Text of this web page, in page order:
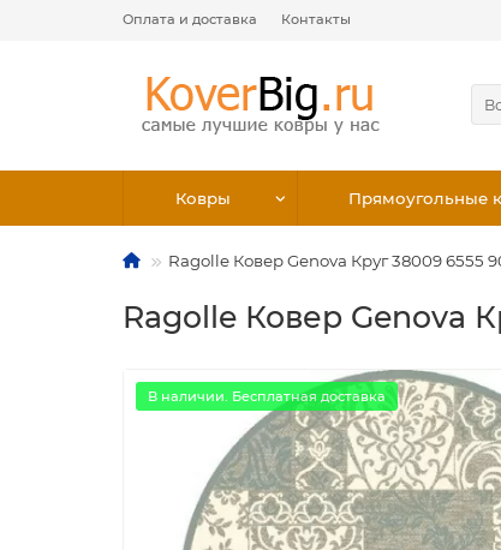
Оплата и доставка Контакты
Ковры Прямоугольные
Ragolle Ковер Genova Круг 38009 6555
Ragolle Ковер Genova
В наличии. Бесплатная доставка